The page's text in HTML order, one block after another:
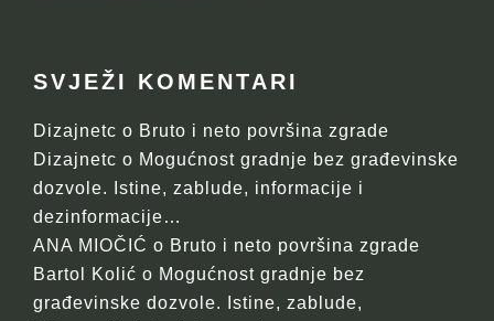
SVJEŽI KOMENTARI
Dizajnetc o Bruto i neto površina zgrade
Dizajnetc o Mogućnost gradnje bez građevinske
dozvole. Istine, zablude, informacije i
dezinformacije…
ANA MIOČIĆ o Bruto i neto površina zgrade
Bartol Kolić o Mogućnost gradnje bez
građevinske dozvole. Istine, zablude,